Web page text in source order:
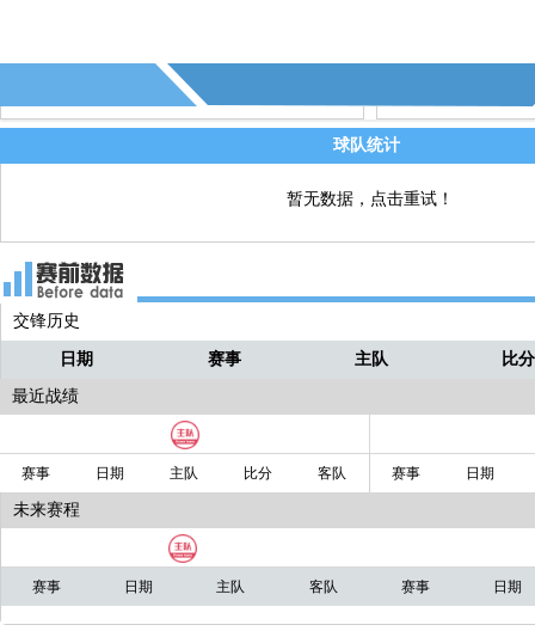
罗•马拉莫↓
直播
60' - 南蒂罗尔换人，拉斐尔•奥多格乌↑
纽尔•佩科里诺↓
58' - 第3个角球 - (科莫)
直播
58' - 科莫换人，马西莫•佩罗内↑ 卡尼塞
尔吉•罗伯托↓
球队统计
暂无数据，点击重试！
交锋历史
日期 赛事 主队 比分
最近战绩
赛事 日期 主队 比分 客队 赛事 日期
未来赛程
赛事 日期 主队 客队 赛事 日期